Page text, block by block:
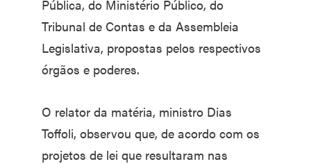
Pública, do Ministério Público, do
Tribunal de Contas e da Assembleia
Legislativa, propostas pelos respectivos
órgãos e poderes.
O relator da matéria, ministro Dias
Toffoli, observou que, de acordo com os
projetos de lei que resultaram nas